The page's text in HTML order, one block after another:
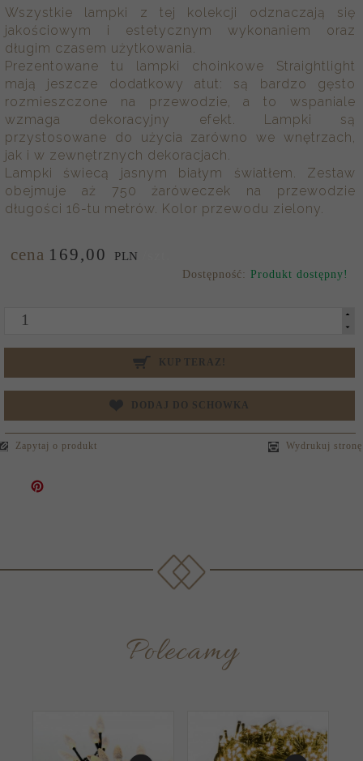
Wszystkie lampki z tej kolekcji odznaczają się
jakościowym i estetycznym wykonaniem oraz
długim czasem użytkowania.
Prezentowane tu lampki choinkowe Straightlight
mają jeszcze dodatkowy atut: są bardzo gęsto
rozmieszczone na przewodzie, a to wspaniale
wzmaga dekoracyjny efekt. Lampki są
przystosowane do użycia zarówno we wnętrzach,
jak i w zewnętrznych dekoracjach.
Lampki świecą jasnym białym światłem. Zestaw
obejmuje aż 750 żaróweczek na przewodzie
długości 16-tu metrów. Kolor przewodu zielony.
cena 169,00 PLN
Dostępność: Produkt dostępny!
KUP TERAZ!
DODAJ DO SCHOWKA
Zapytaj o produkt Wydrukuj stronę
Polecamy